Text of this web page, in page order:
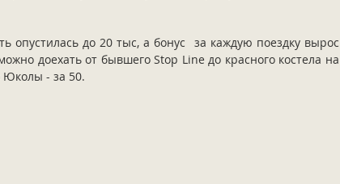
опустилась до 20 тыс, а бонус  за каждую поездку вырос
доехать от бывшего Stop Line до красного костела на
Юколы - за 50.